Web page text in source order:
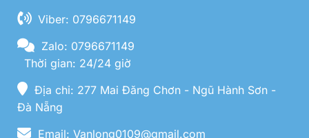
Viber: 0796671149
Zalo: 0796671149
Thời gian: 24/24 giờ
Địa chỉ: 277 Mai Đăng Chơn - Ngũ Hành Sơn -
Đà Nẵng
Email: Vanlong0109@gmail.com